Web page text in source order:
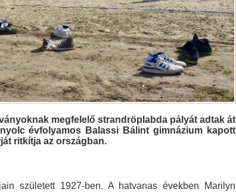
megfelelő strandröplabda pályát adtak át
évfolyamos Balassi Bálint gimnázium kapott
ritkítja az országban.
született 1927-ben. A hatvanas években Marilyn